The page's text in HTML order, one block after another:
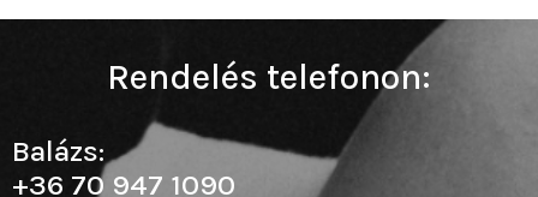
Rendelés telefonon:
Balázs:
+36 70 947 1090